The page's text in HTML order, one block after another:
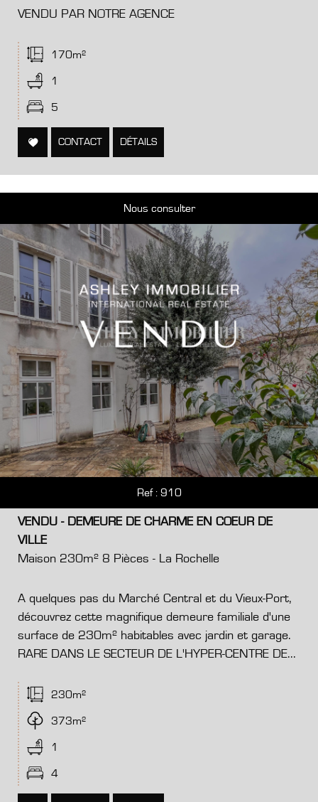
VENDU PAR NOTRE AGENCE
170m²
1
5
CONTACT DÉTAILS
Nous consulter
Ref : 910
VENDU - DEMEURE DE CHARME EN COEUR DE
VILLE
Maison 230m² 8 Pièces - La Rochelle
A quelques pas du Marché Central et du Vieux-Port,
découvrez cette magnifique demeure familiale d'une
surface de 230m² habitables avec jardin et garage.
RARE DANS LE SECTEUR DE L'HYPER-CENTRE DE...
230m²
373m²
1
4